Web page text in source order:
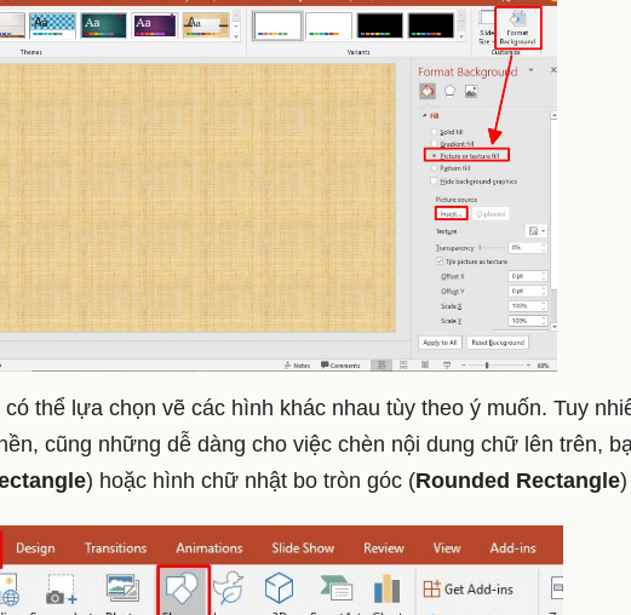
có thể lựa chọn vẽ các hình khác nhau tùy theo ý muốn. Tuy
cũng những dễ dàng cho việc chèn nội dung chữ lên trên,
) hoặc hình chữ nhật bo tròn góc (Rounded Rectangle